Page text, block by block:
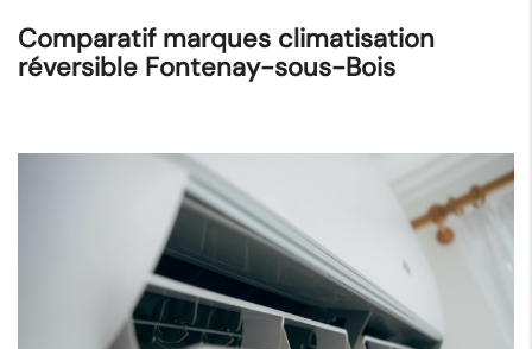
Comparatif marques climatisation
réversible Fontenay-sous-Bois